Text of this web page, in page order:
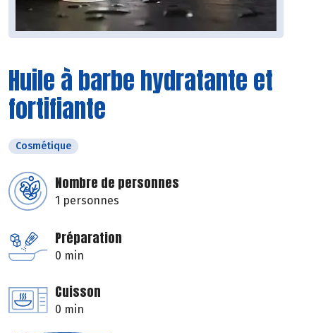
Huile à barbe hydratante et
fortifiante
Cosmétique
Nombre de personnes
1 personnes
Préparation
0 min
Cuisson
0 min